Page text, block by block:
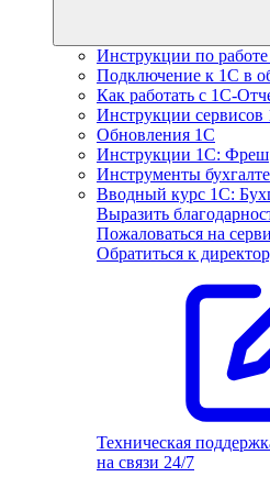
Инструкции по
Подключение к 1С в
Как работать с
Инструкции сервисов
Обновления 1С
Инструкции 1С: Фреш
Инструменты
Вводный курс 1С:
Выразить
Пожаловаться на
Обратиться к
Техническая
на связи 24/7